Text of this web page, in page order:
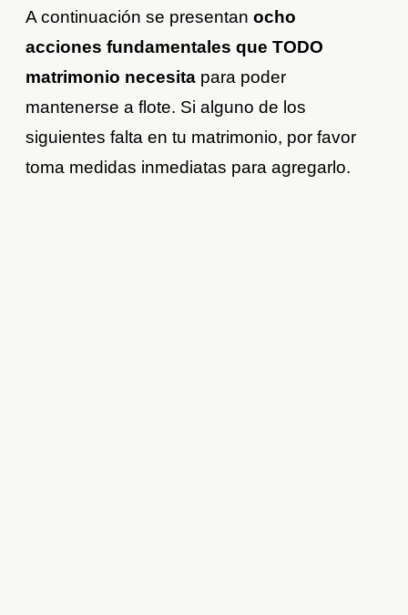
A continuación se presentanocho
acciones fundamentales que TODO
matrimonio necesita para poder
mantenerse a flote. Si alguno de los
siguientes falta en tu matrimonio, por favor
toma medidas inmediatas para agregarlo.